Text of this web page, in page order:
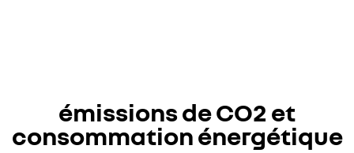
émissions de CO2 et
consommation énergétique